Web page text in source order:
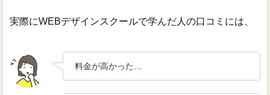
実際にWEBデザインスクールで学んだ人の口コミには、
料金が高かった…